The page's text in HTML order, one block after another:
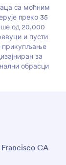
са моћним
преко 35
од 20,000
и пусти
прикупљање
за
обрасци
CA